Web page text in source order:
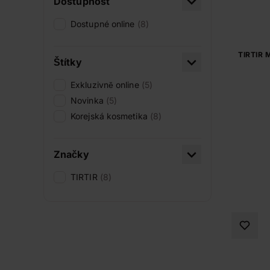
Dostupné online (8)
Štítky
Exkluzivně online (5)
Novinka (5)
Korejská kosmetika (8)
Značky
TIRTIR (8)
TIRTIR